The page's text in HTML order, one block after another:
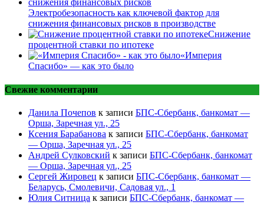
Электробезопасность как ключевой фактор для
снижения финансовых рисков в производстве
Снижение
процентной ставки по ипотеке
«Империя
Спасибо» — как это было
Свежие комментарии
Данила Почепов к записи БПС-Сбербанк, банкомат —
Орша, Заречная ул., 25
Ксения Барабанова к записи БПС-Сбербанк, банкомат
— Орша, Заречная ул., 25
Андрей Сулковский к записи БПС-Сбербанк, банкомат
— Орша, Заречная ул., 25
Сергей Жировец к записи БПС-Сбербанк, банкомат —
Беларусь, Смолевичи, Садовая ул., 1
Юлия Ситница к записи БПС-Сбербанк, банкомат —